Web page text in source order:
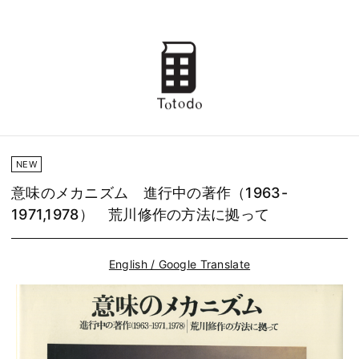
NEW
意味のメカニズム 進行中の著作（1963-
1971,1978） 荒川修作の方法に拠って
English / Google Translate